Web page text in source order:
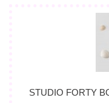
STUDIO FORTY